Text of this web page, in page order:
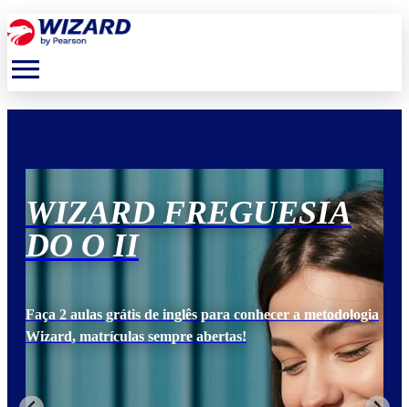
menu
WIZARD FREGUESIA
DO O II
Faça 2 aulas grátis de inglês para conhecer a metodologia
Wizard, matrículas sempre abertas!